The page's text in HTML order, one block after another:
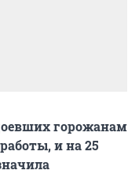
горожанам
и на 25